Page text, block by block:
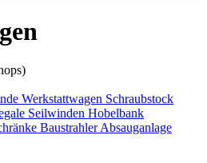
Werkstattwagen Schraubstock
Seilwinden Hobelbank
BaustrahlerAbsauganlage